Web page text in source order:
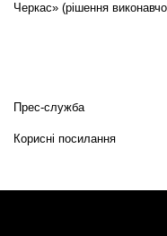
Черкас» (рішення
Прес-служба
Корисні посилання